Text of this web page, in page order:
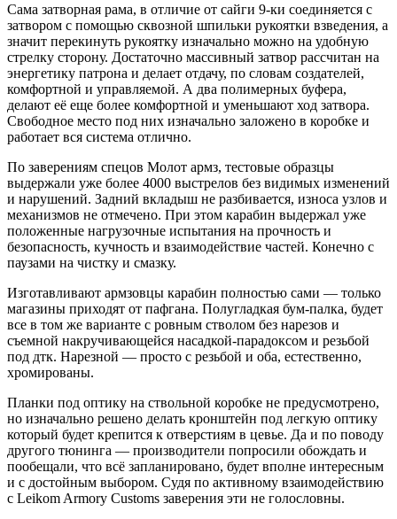
Сама затворная рама, в отличие от сайги 9-ки соединяется с
затвором с помощью сквозной шпильки рукоятки взведения, а
значит перекинуть рукоятку изначально можно на удобную
стрелку сторону. Достаточно массивный затвор рассчитан на
энергетику патрона и делает отдачу, по словам создателей,
комфортной и управляемой. А два полимерных буфера,
делают её еще более комфортной и уменьшают ход затвора.
Свободное место под них изначально заложено в коробке и
работает вся система отлично.
По заверениям спецов Молот армз, тестовые образцы
выдержали уже более 4000 выстрелов без видимых изменений
и нарушений. Задний вкладыш не разбивается, износа узлов и
механизмов не отмечено. При этом карабин выдержал уже
положенные нагрузочные испытания на прочность и
безопасность, кучность и взаимодействие частей. Конечно с
паузами на чистку и смазку.
Изготавливают армзовцы карабин полностью сами — только
магазины приходят от пафгана. Полугладкая бум-палка, будет
все в том же варианте с ровным стволом без нарезов и
съемной накручивающейся насадкой-парадоксом и резьбой
под дтк. Нарезной — просто с резьбой и оба, естественно,
хромированы.
Планки под оптику на ствольной коробке не предусмотрено,
но изначально решено делать кронштейн под легкую оптику
который будет крепится к отверстиям в цевье. Да и по поводу
другого тюнинга — производители попросили обождать и
пообещали, что всё запланировано, будет вполне интересным
и с достойным выбором. Судя по активному взаимодействию
с Leikom Armory Customs заверения эти не голословны.